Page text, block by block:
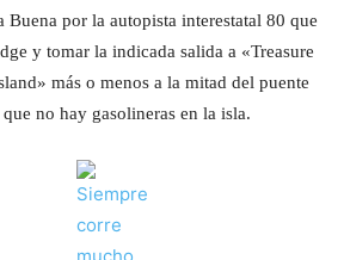
Buena por la autopista interestatal 80 que
y tomar la indicada salida a «Treasure
más o menos a la mitad del puente
no hay gasolineras en la isla.